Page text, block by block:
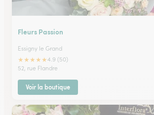
Fleurs Passion
Essigny le Grand
★★★★★4.9 (50)
52, rue Flandre
Voir la boutique